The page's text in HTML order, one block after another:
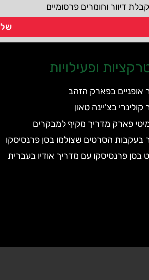
דיוור וחומרים פרסומיים
ופעילויות
אופניים בפארק הזהב
קולינרי בצ'יינה טאון
פארק מדריך מקיף למבקרים
בעקבות הסרטים שצולמו בסן פרנסיסקו
בסן פרנסיסקו עם מדריך אודיו בעברית